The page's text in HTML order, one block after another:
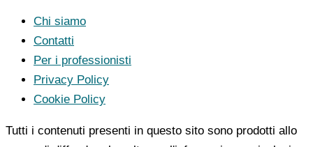
Chi siamo
Contatti
Per i professionisti
Privacy Policy
Cookie Policy
Tutti i contenuti presenti in questo sito sono prodotti allo